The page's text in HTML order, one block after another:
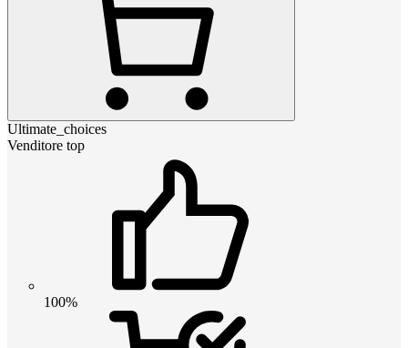
Ultimate_choices
Venditore top
100%